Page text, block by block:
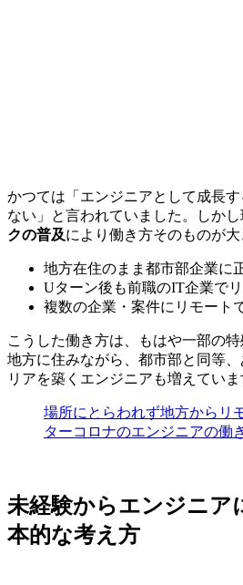
かつては「エンジニアとして成長
ない」と言われていました。しかし
クの普及により働き方そのものが大
地方在住のまま都市部企業に
Uターン後も前職のIT企業で
複数の企業・案件にリモート
こうした働き方は、もはや一部の特
地方に住みながら、都市部と同等
リアを築くエンジニアも増えていま
場所にとらわれず地方からリ
ターコロナのエンジニアの働
未経験からエンジニア
本的な考え方